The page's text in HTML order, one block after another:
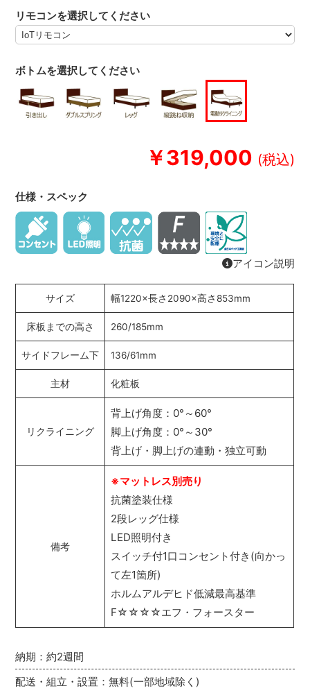
￥319,000
納期：約2週間
配送・組立・設置：無料(一部地域除く)
リモコンを選択してください
ボトムを選択してください
仕様・スペック
アイコン説明
サイズ 幅1220×長さ2090×高さ853mm
床板までの高さ 260/185mm
サイドフレーム下 136/61mm
主材 化粧板
リクライニング
背上げ角度：0°～60°
脚上げ角度：0°～30°
背上げ・脚上げの連動・独立可動
備考
※マットレス別売り
抗菌塗装仕様
2段レッグ仕様
LED照明付き
スイッチ付1口コンセント付き(向かっ
て左1箇所)
ホルムアルデヒド低減最高基準
F☆☆☆☆エフ・フォースター